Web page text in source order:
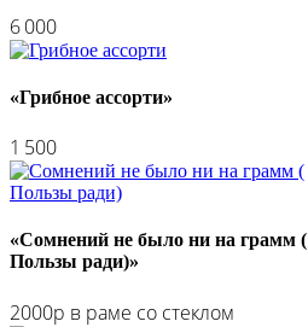
6 000
«Грибное ассорти»
1 500
«Сомнений не было ни на грамм (
Пользы ради)»
2000р в раме со стеклом